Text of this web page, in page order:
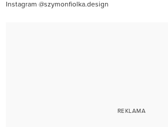
Instagram @szymonfiolka.design